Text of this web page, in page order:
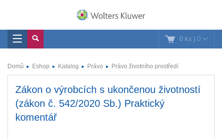
0 ks | 0
Domů Eshop Katalog Právo Právo životního prostředí
Zákon o výrobcích s ukončenou životností
(zákon č. 542/2020 Sb.) Praktický
komentář